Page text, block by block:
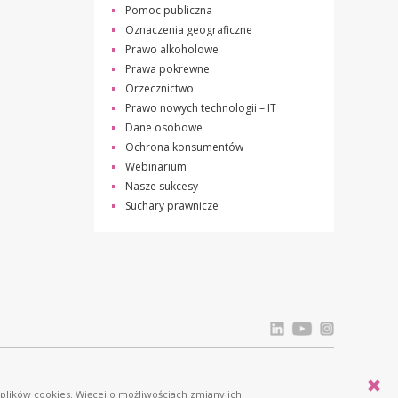
Pomoc publiczna
Oznaczenia geograficzne
Prawo alkoholowe
Prawa pokrewne
Orzecznictwo
Prawo nowych technologii – IT
Dane osobowe
Ochrona konsumentów
Webinarium
Nasze sukcesy
Suchary prawnicze
cookies. Więcej o możliwościach zmiany ich